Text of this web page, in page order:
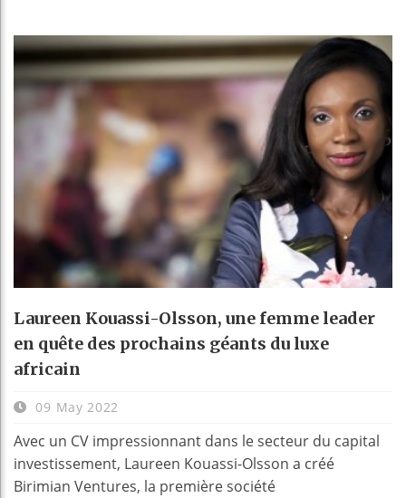
Laureen Kouassi-Olsson, une femme leader
en quête des prochains géants du luxe
africain
09 May 2022
Avec un CV impressionnant dans le secteur du capital
investissement, Laureen Kouassi-Olsson a créé
Birimian Ventures, la première société